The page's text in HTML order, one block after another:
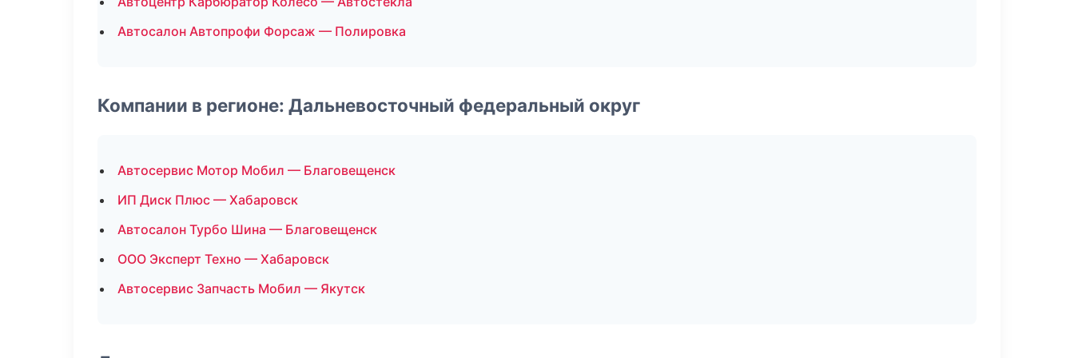
Автосалон Автопрофи Форсаж — Полировка
Компании в регионе: Дальневосточный федеральный округ
Автосервис Мотор Мобил — Благовещенск
ИП Диск Плюс — Хабаровск
Автосалон Турбо Шина — Благовещенск
ООО Эксперт Техно — Хабаровск
Автосервис Запчасть Мобил — Якутск